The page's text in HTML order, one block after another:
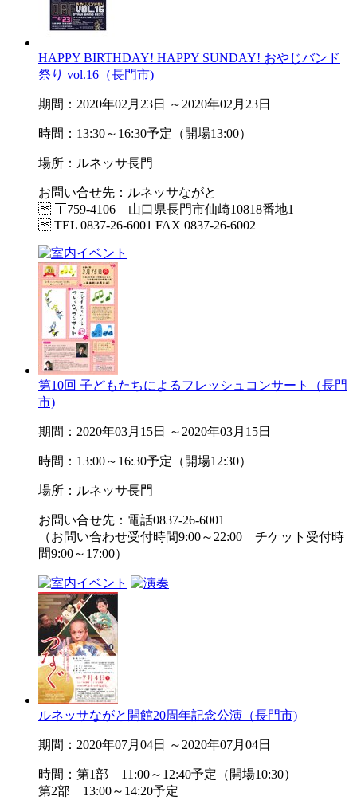
HAPPY BIRTHDAY! HAPPY SUNDAY! おやじバンド
祭り vol.16（長門市)
期間：2020年02月23日 ～2020年02月23日
時間：13:30～16:30予定（開場13:00）
場所：ルネッサ長門
お問い合せ先：ルネッサながと
 〒759-4106 山口県長門市仙崎10818番地1
 TEL 0837-26-6001 FAX 0837-26-6002
第10回 子どもたちによるフレッシュコンサート（長門
市)
期間：2020年03月15日 ～2020年03月15日
時間：13:00～16:30予定（開場12:30）
場所：ルネッサ長門
お問い合せ先：電話0837-26-6001
（お問い合わせ受付時間9:00～22:00 チケット受付時
間9:00～17:00）
ルネッサながと開館20周年記念公演（長門市)
期間：2020年07月04日 ～2020年07月04日
時間：第1部 11:00～12:40予定（開場10:30）
第2部 13:00～14:20予定